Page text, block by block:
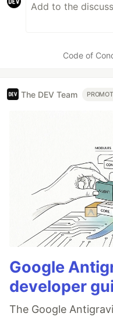
Code of
The DEV Team
Google
developer
The Google